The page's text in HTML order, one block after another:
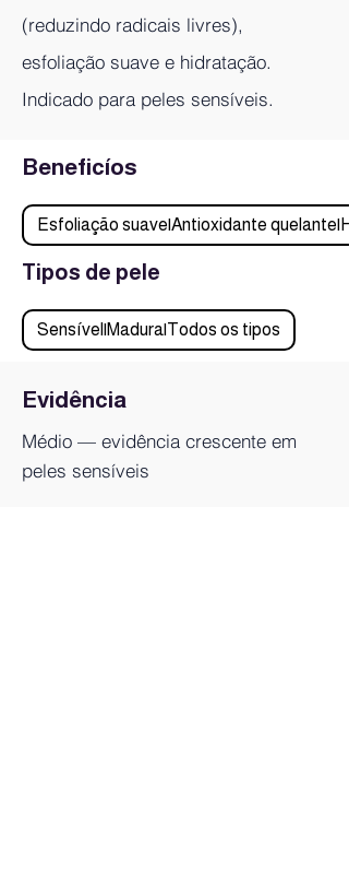
(reduzindo radicais livres),
esfoliação suave e hidratação.
Indicado para peles sensíveis.
Beneficíos
Esfoliação suave|Antioxidante
Tipos de pele
Sensível|Madura|Todos os tipos
Evidência
Médio — evidência crescente em
peles sensíveis